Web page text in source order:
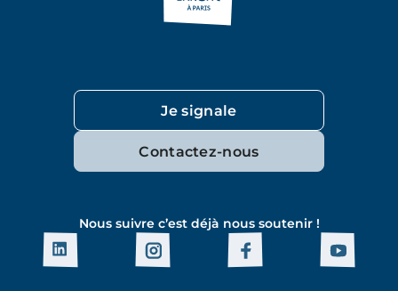
Je signale
Contactez-nous
Nous suivre c’est déjà nous soutenir !